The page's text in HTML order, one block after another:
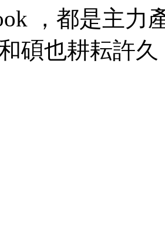
，都是主力
碩也耕耘許